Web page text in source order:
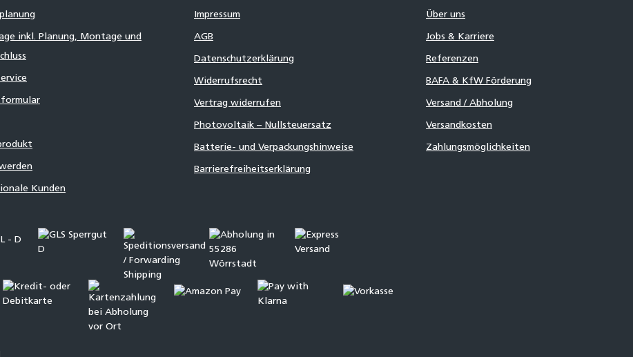
inkl. Planung, Montage und
Kunden
Impressum
AGB
Datenschutzerklärung
Widerrufsrecht
Vertrag widerrufen
Photovoltaik – Nullsteuersatz
Batterie- und Verpackungshinweise
Barrierefreiheitserklärung
Über uns
Jobs & Karriere
Referenzen
BAFA & KfW Förderung
Versand / Abholung
Versandkosten
Zahlungsmöglichkeiten